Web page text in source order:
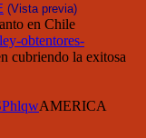
(Vista previa)
en Chile
obtentores-
cubriendo la exitosa
AMERICA